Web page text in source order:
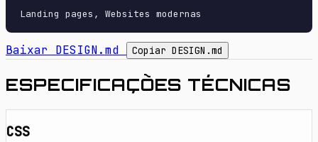
Baixar DESIGN.md Copiar DESIGN.md
ESPECIFICAÇÕES TÉCNICAS
CSS